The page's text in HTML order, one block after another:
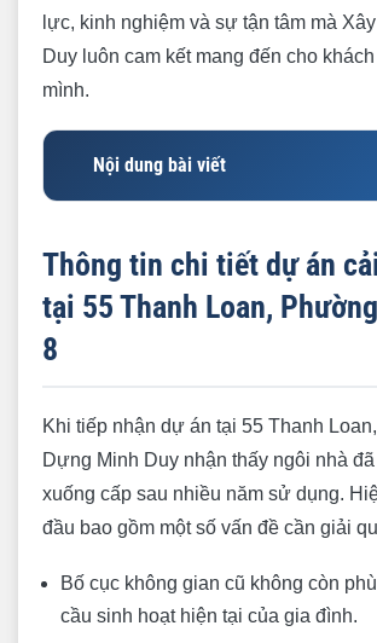
lực, kinh nghiệm và sự tận tâm mà
Duy luôn cam kết mang đến cho
mình.
Nội dung bài viết
Loan, Phường 5, Quận 8
Những thách thức và giải pháp
Xây Dựng Minh Duy: Đối tác tin cậy
công trình sửa chữa tại Quận 8
Kinh nghiệm và sự chuyên nghiệp
Lắng nghe và đồng hành cùng
Dịch vụ sửa nhà trọn gói toàn diện
Thông tin chi tiết dự án
tại 55 Thanh Loan,
8
Khi tiếp nhận dự án tại 55 Thanh
Dựng Minh Duy nhận thấy ngôi nhà
xuống cấp sau nhiều năm sử dụng.
đầu bao gồm một số vấn đề cần giải
Bố cục không gian cũ không còn
cầu sinh hoạt hiện tại của gia đình.